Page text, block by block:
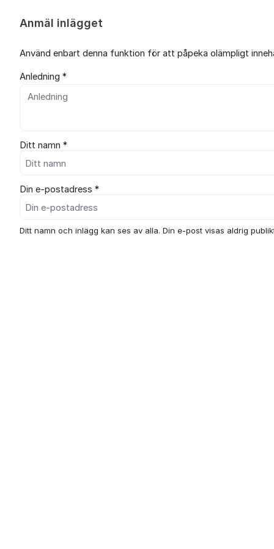
Anmäl inlägget
Använd enbart denna funktion för att påpeka olämpligt
Anledning *
Ditt namn *
Din e-postadress *
Ditt namn och inlägg kan ses av alla. Din e-post visas aldrig